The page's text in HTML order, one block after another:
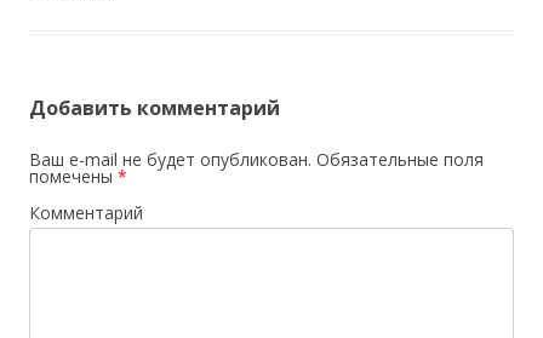
Добавить комментарий
Ваш e-mail не будет опубликован. Обязательные поля
помечены *
Комментарий